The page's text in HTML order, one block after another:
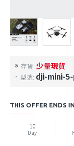
存貨: 少量現貨
型號: dji-mini-
THIS OFFER ENDS
10
Day